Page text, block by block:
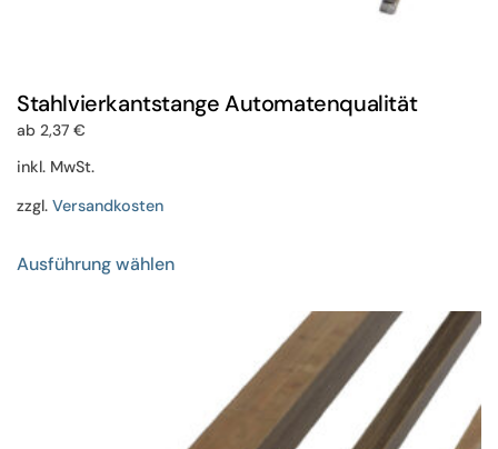
Stahlvierkantstange Automatenqualität
ab 2,37 €
inkl. MwSt.
zzgl. Versandkosten
Ausführung wählenProdukt
Optionen